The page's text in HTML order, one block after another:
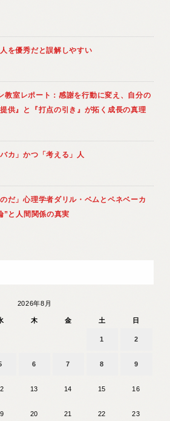
を優秀だと誤解しやすい
教室レポート：感謝を行動に変え、自分の
供』と『打点の引き』が拓く成長の真理
カ」かつ「考える」人
だ」心理学者ダリル・ベムとペネベーカ
”と人間関係の真実
2026年8月
木 金 土 日
1 2
6 7 8 9
13 14 15 16
20 21 22 23